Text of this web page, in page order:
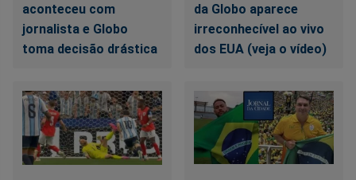
aconteceu com
jornalista e Globo
toma decisão drástica
da Globo aparece
irreconhecível ao vivo
dos EUA (veja o vídeo)